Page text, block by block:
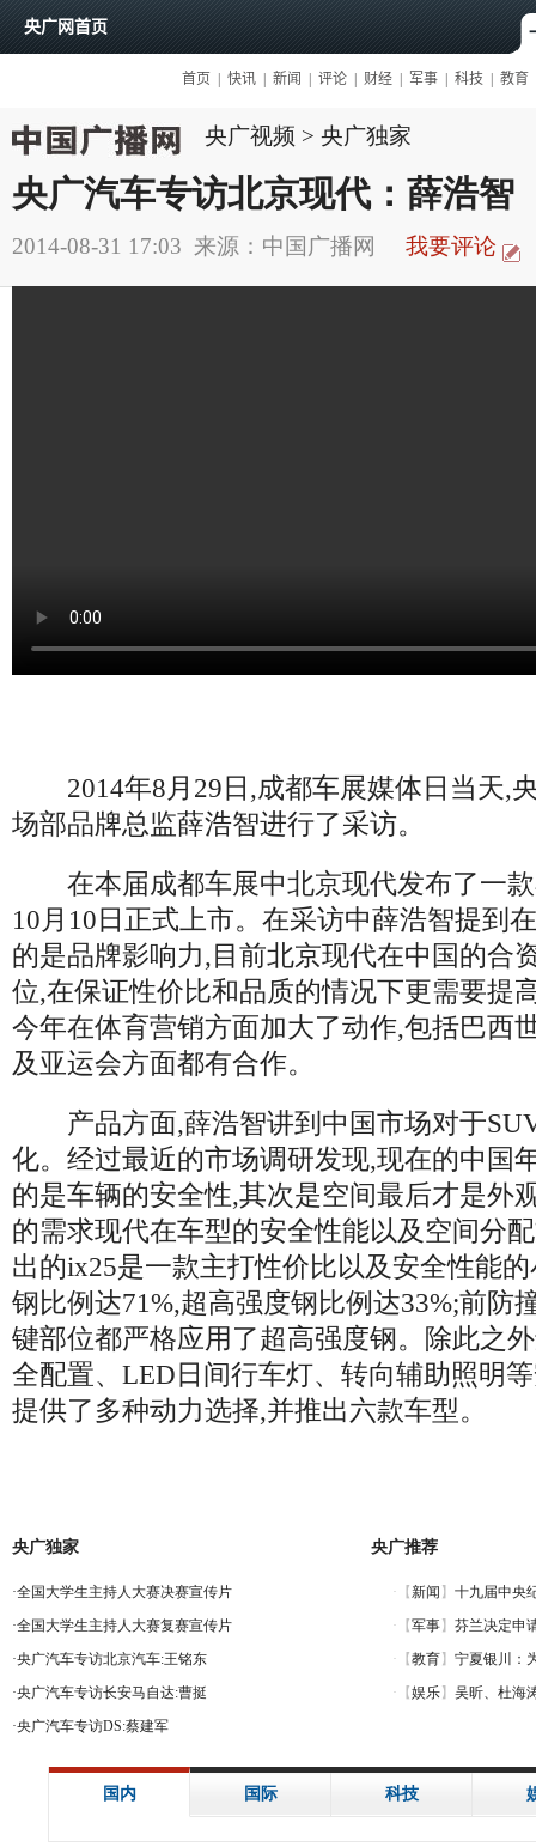
央广视频 > 央广独家
央广汽车专访北京现代：薛浩智
2014-08-31 17:03 来源：中国广播网 我要评论
2014年8月29日,成都车展媒体日当天,
场部品牌总监薛浩智进行了采访。
在本届成都车展中北京现代发布了一款
10月10日正式上市。在采访中薛浩智提到
的是品牌影响力,目前北京现代在中国的合
位,在保证性价比和品质的情况下更需要提
今年在体育营销方面加大了动作,包括巴西
及亚运会方面都有合作。
产品方面,薛浩智讲到中国市场对于
化。经过最近的市场调研发现,现在的中国
的是车辆的安全性,其次是空间最后才是外
的需求现代在车型的安全性能以及空间分
出的ix25是一款主打性价比以及安全性能
钢比例达71%,超高强度钢比例达33%;前防
键部位都严格应用了超高强度钢。除此之
全配置、LED日间行车灯、转向辅助照明
提供了多种动力选择,并推出六款车型。
央广独家
·全国大学生主持人大赛决赛宣传片
·全国大学生主持人大赛复赛宣传片
·央广汽车专访北京汽车:王铭东
·央广汽车专访长安马自达:曹挺
·央广汽车专访DS:蔡建军
央广推荐